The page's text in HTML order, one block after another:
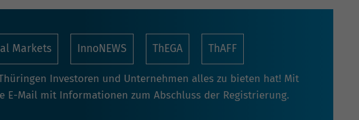
Markets InnoNEWS ThEGA ThAFF
Investoren und Unternehmen alles zu bieten hat! Mit
E-Mail mit Informationen zum Abschluss der Registrierung.